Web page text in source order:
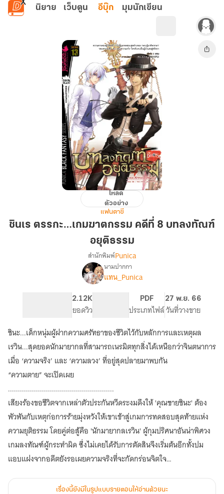
ข้ามไปยังเนื้อหาหลัก
นิยาย เว็บตูน อีบุ๊ก มุมนักเขียน
ตรรกะ…
ฆาตกรรม
บท
ทัณฑ์
อ
ยุติธรรม
โหลด
ตัวอย่าง
แฟนตาซี
ชินเร ตรรกะ…เกมฆาตกรรม คดีที่ 8 บทลงทัณฑ์
อยุติธรรม
เรื่อง
ชิน
ฆาตกรรม
สำนักพิมพ์Punica
นามปากกา
แทน_Punica
2.12K
ยอดวิว
PDF
ประเภทไฟล์
27 พ.ย. 66
วันที่วางขาย
ชินะ...เด็กหนุ่มผู้ฝากความศรัทธาของชีวิตไว้กับหลักการและเหตุผล
เรวิน...สุดยอดนักมายากลที่สามารถเนรมิตทุกสิ่งได้เหนือกว่าจินตนาการ
เมื่อ ‘ความจริง’ และ ‘ความลวง’ ที่อยู่สุดปลายมาพบกัน
“ความตาย” จะเปิดเผย
.....................................................
เสียงร้องขอชีวิตจากเหล่าตัวประกันหวีดระงมดึงให้ 'คุณชายชินะ' ต้อง
พัวพันกับเหตุก่อการร้ายมุ่งหวังให้เขาเข้าสู่เกมการทดสอบสุดท้ายแห่ง
ความยุติธรรม โดยคู่ต่อสู้คือ 'นักมายากลเรวิน' ผู้กุมปริศนาอันน่าพิศวง
เกมลงทัณฑ์ผู้กระทำผิด ซึ่งไม่เคยได้รับการตัดสินจึงเริ่มต้นอีกทั้งปม
แอบแฝงจากอดีตยังรอเผยความจริงที่จะกัดกร่อนจิตใจ
'ตรรกะ' กับ 'ความลวง' สิ่งใดจะกลายเป็นบทสรุปแห่ง 'ความหวัง'‘บทลง
เรื่องนี้ยังมีในรูปแบบรายตอนให้อ่านด้วยนะ